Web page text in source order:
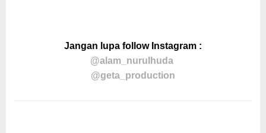
Jangan lupa follow Instagram :
@alam_nurulhuda
@geta_production